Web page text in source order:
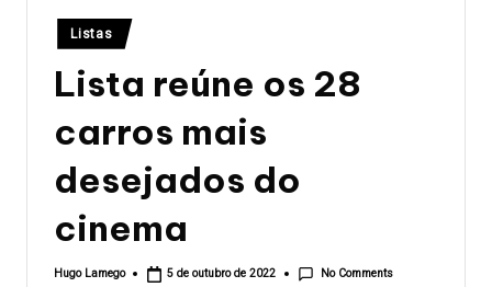
Posted
in
Listas
Lista reúne os 28
carros mais
desejados do
cinema
Posted
Hugo Lamego 5 de outubro de 2022 No Comments